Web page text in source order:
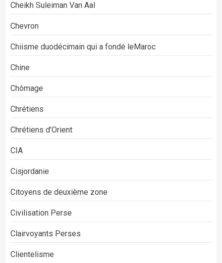
Cheikh Suleiman Van Aal
Chevron
Chiisme duodécimain qui a fondé leMaroc
Chine
Chômage
Chrétiens
Chrétiens d'Orient
CIA
Cisjordanie
Citoyens de deuxième zone
Civilisation Perse
Clairvoyants Perses
Clientelisme